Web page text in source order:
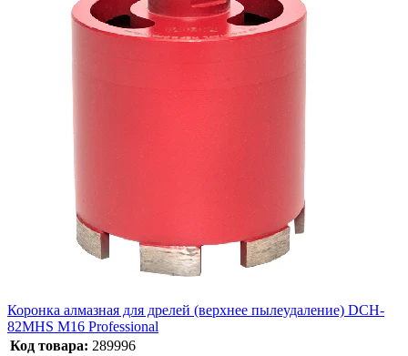
Коронка алмазная для дрелей (верхнее пылеудаление) DCH-
82MHS M16 Professional
Код товара: 289996